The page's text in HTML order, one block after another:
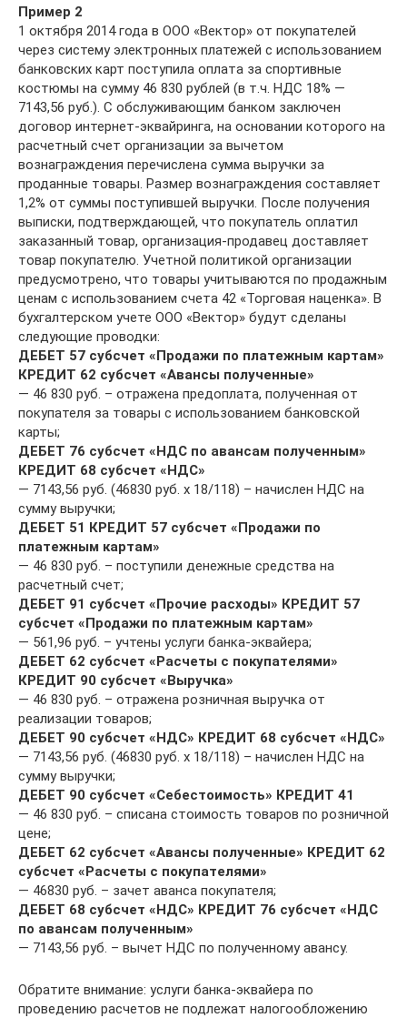
Пример 2
1 октября 2014 года в ООО «Вектор» от покупателей
через систему электронных платежей с использованием
банковских карт поступила оплата за спортивные
костюмы на сумму 46 830 рублей (в т.ч. НДС 18% —
7143,56 руб.). С обслуживающим банком заключен
договор интернет-эквайринга, на основании которого на
расчетный счет организации за вычетом
вознаграждения перечислена сумма выручки за
проданные товары. Размер вознаграждения составляет
1,2% от суммы поступившей выручки. После получения
выписки, подтверждающей, что покупатель оплатил
заказанный товар, организация-продавец доставляет
товар покупателю. Учетной политикой организации
предусмотрено, что товары учитываются по продажным
ценам с использованием счета 42 «Торговая наценка». В
бухгалтерском учете ООО «Вектор» будут сделаны
следующие проводки:
ДЕБЕТ 57 субсчет «Продажи по платежным картам»
КРЕДИТ 62 субсчет «Авансы полученные»
— 46 830 руб. – отражена предоплата, полученная от
покупателя за товары с использованием банковской
карты;
ДЕБЕТ 76 субсчет «НДС по авансам полученным»
КРЕДИТ 68 субсчет «НДС»
— 7143,56 руб. (46830 руб. x 18/118) – начислен НДС на
сумму выручки;
ДЕБЕТ 51 КРЕДИТ 57 субсчет «Продажи по
платежным картам»
— 46 830 руб. – поступили денежные средства на
расчетный счет;
ДЕБЕТ 91 субсчет «Прочие расходы» КРЕДИТ 57
субсчет «Продажи по платежным картам»
— 561,96 руб. – учтены услуги банка-эквайера;
ДЕБЕТ 62 субсчет «Расчеты с покупателями»
КРЕДИТ 90 субсчет «Выручка»
— 46 830 руб. – отражена розничная выручка от
реализации товаров;
ДЕБЕТ 90 субсчет «НДС» КРЕДИТ 68 субсчет «НДС»
— 7143,56 руб. (46830 руб. x 18/118) – начислен НДС на
сумму выручки;
ДЕБЕТ 90 субсчет «Себестоимость» КРЕДИТ 41
— 46 830 руб. – списана стоимость товаров по розничной
цене;
ДЕБЕТ 62 субсчет «Авансы полученные» КРЕДИТ 62
субсчет «Расчеты с покупателями»
— 46830 руб. – зачет аванса покупателя;
ДЕБЕТ 68 субсчет «НДС» КРЕДИТ 76 субсчет «НДС
по авансам полученным»
— 7143,56 руб. – вычет НДС по полученному авансу.
Обратите внимание: услуги банка-эквайера по
проведению расчетов не подлежат налогообложению